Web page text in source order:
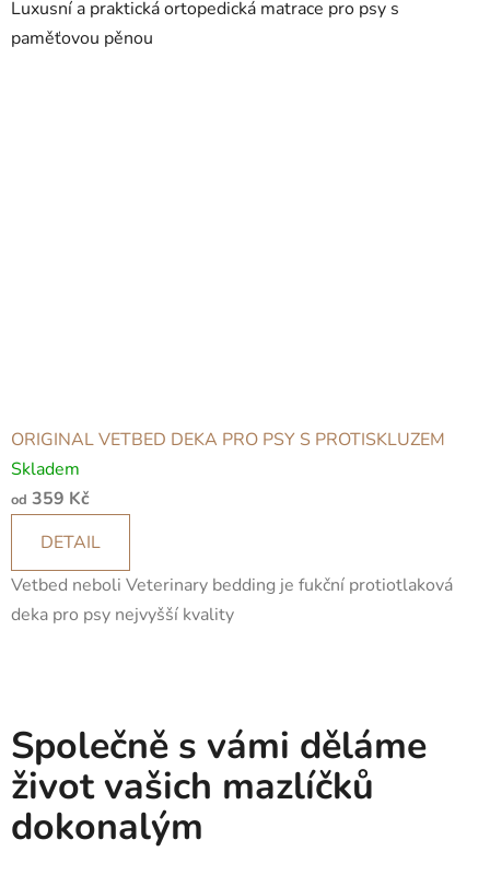
Luxusní a praktická ortopedická matrace pro psy s
paměťovou pěnou
ORIGINAL VETBED DEKA PRO PSY S PROTISKLUZEM
Skladem
od 359 Kč
DETAIL
Vetbed neboli Veterinary bedding je fukční protiotlaková
deka pro psy nejvyšší kvality
Společně s vámi děláme
život vašich mazlíčků
dokonalým